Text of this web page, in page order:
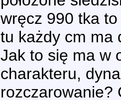
wręcz 990 tka
tu każdy cm ma
Jak to się ma w
charakteru,
rozczarowanie?